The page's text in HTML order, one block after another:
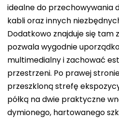
idealne do przechowywania
kabli oraz innych
Dodatkowo znajduje się tam
pozwala wygodnie
multimedialny i zachować
przestrzeni. Po prawej
przeszkloną strefę
półką na dwie praktyczne
dymionego, hartowanego